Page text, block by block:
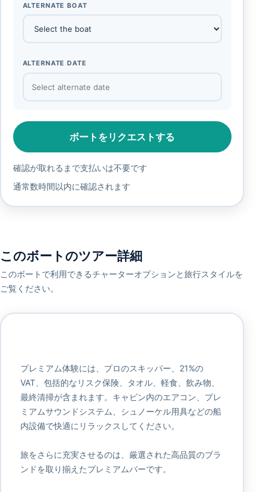
ALTERNATE BOAT
ALTERNATE DATE
ボートをリクエストする
確認が取れるまで支払いは不要です
通常数時間以内に確認されます
このボートのツアー詳細
このボートで利用できるチャーターオプションと旅行スタイルを
ご覧ください。
プレミアム体験には、プロのスキッパー、21%の
VAT、包括的なリスク保険、タオル、軽食、飲み物、
最終清掃が含まれます。キャビン内のエアコン、プレ
ミアムサウンドシステム、シュノーケル用具などの船
内設備で快適にリラックスしてください。
旅をさらに充実させるのは、厳選された高品質のブラ
ンドを取り揃えたプレミアムバーです。